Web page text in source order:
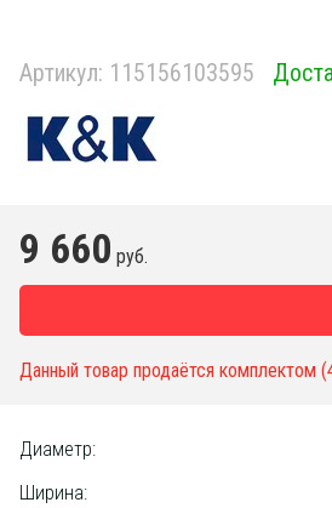
Артикул: 115156103595
9 660 руб.
Данный товар продаётся комплектом
Диаметр:
Ширина: